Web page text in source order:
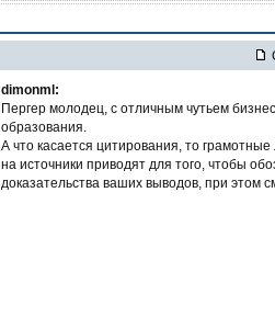
dimonml:
Пергер молодец, с отличным чутьем
образования.
А что касается цитирования, то
на источники приводят для того, чтобы
доказательства ваших выводов, при